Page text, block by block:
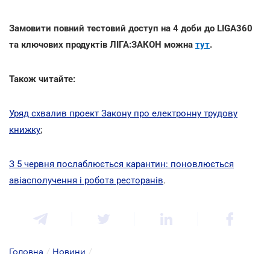
Замовити повний тестовий доступ на 4 доби до LIGA360
та ключових продуктів ЛІГА:ЗАКОН можна тут.
Також читайте:
Уряд схвалив проект Закону про електронну трудову
книжку;
З 5 червня послаблюється карантин: поновлюється
авіасполучення і робота ресторанів.
Головна / Новини /